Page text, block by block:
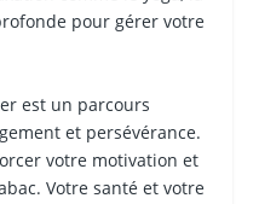
pour gérer votre
est un parcours
et persévérance.
votre motivation et
Votre santé et votre